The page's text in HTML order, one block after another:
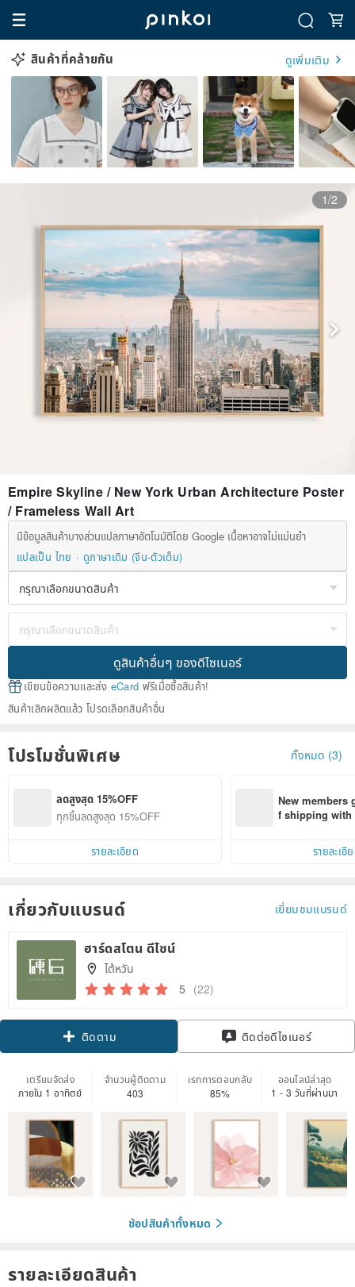
สินค้าที่คล้ายกัน ดูเพิ่มเติม
1/2
Empire Skyline / New York Urban Architecture Poster
/ Frameless Wall Art
มีข้อมูลสินค้าบางส่วนแปลภาษาอัตโนมัติโดย Google เนื้อหาอาจไม่แม่นยำ
แปลเป็น ไทย
ดูภาษาเดิม (จีน-ตัวเต็ม)
ดูสินค้าอื่นๆ ของดีไซเนอร์
เขียนข้อความและส่ง eCard ฟรีเมื่อซื้อสินค้า!
สินค้าเลิกผลิตแล้ว โปรดเลือกสินค้าอื่น
โปรโมชั่นพิเศษ ทั้งหมด (3)
ลดสูงสุด 15%OFF
ทุกชิ้นลดสูงสุด 15%OFF
รายละเอียด
New members
f shipping
within 7 days!
รายละเอี
เกี่ยวกับแบรนด์ เยี่ยมชมแบรนด์
ฮาร์ดสโตน ดีไซน์
ไต้หวัน
5 (22)
ติดตาม ติดต่อดีไซเนอร์
เตรียมจัดส่ง
ภายใน 1 อาทิตย์
จำนวนผู้ติดตาม
403
เรทการตอบกลับ
85%
ออนไลน์ล่าสุด
1 - 3 วันที่ผ่านมา
ช้อปสินค้าทั้งหมด
รายละเอียดสินค้า